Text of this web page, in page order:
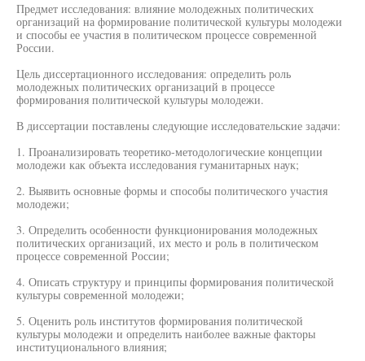
Предмет исследования: влияние молодежных политических
организаций на формирование политической культуры молодежи
и способы ее участия в политическом процессе современной
России.
Цель диссертационного исследования: определить роль
молодежных политических организаций в процессе
формирования политической культуры молодежи.
В диссертации поставлены следующие исследовательские задачи:
1. Проанализировать теоретико-методологические концепции
молодежи как объекта исследования гуманитарных наук;
2. Выявить основные формы и способы политического участия
молодежи;
3. Определить особенности функционирования молодежных
политических организаций, их место и роль в политическом
процессе современной России;
4. Описать структуру и принципы формирования политической
культуры современной молодежи;
5. Оценить роль институтов формирования политической
культуры молодежи и определить наиболее важные факторы
институционального влияния;